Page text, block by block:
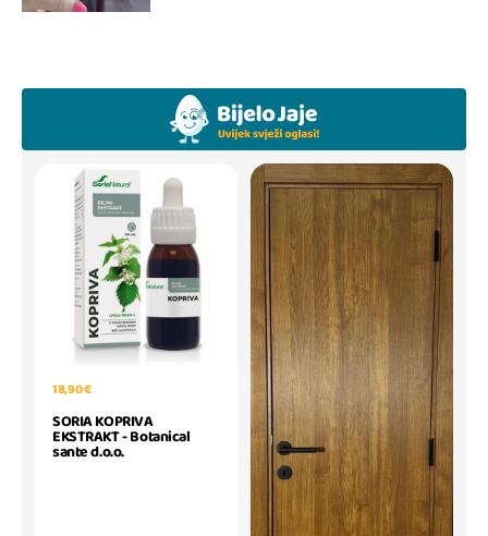
18,90 €
SORIA KOPRIVA
EKSTRAKT - Botanical
sante d.o.o.